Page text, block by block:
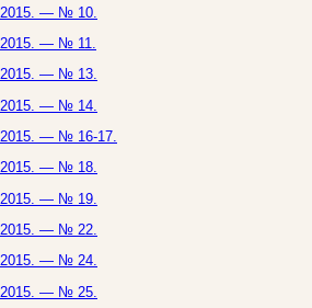
2015. — № 10.
2015. — № 11.
2015. — № 13.
2015. — № 14.
2015. — № 16-17.
2015. — № 18.
2015. — № 19.
2015. — № 22.
2015. — № 24.
2015. — № 25.